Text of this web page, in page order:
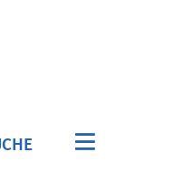
Navigation